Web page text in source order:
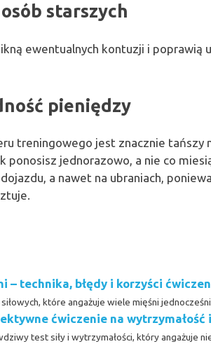
osób starszych
ewentualnych kontuzji i poprawią
pieniędzy
treningowego jest znacznie tańszy
ponosisz jednorazowo, a nie co
a nawet na ubraniach,
– technika, błędy i korzyści
które angażuje wiele mięśni
ćwiczenie na wytrzymałość
test siły i wytrzymałości, który angażuje